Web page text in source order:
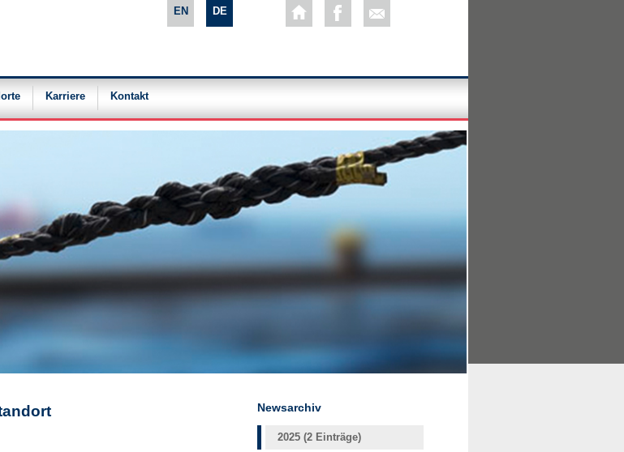
EN DE
Karriere Kontakt
Newsarchiv
2025 (2 Einträge)